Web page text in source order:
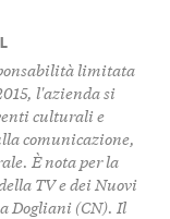
limitata
l'azienda si
culturali e
comunicazione,
È nota per la
TV e dei Nuovi
Dogliani (CN). Il